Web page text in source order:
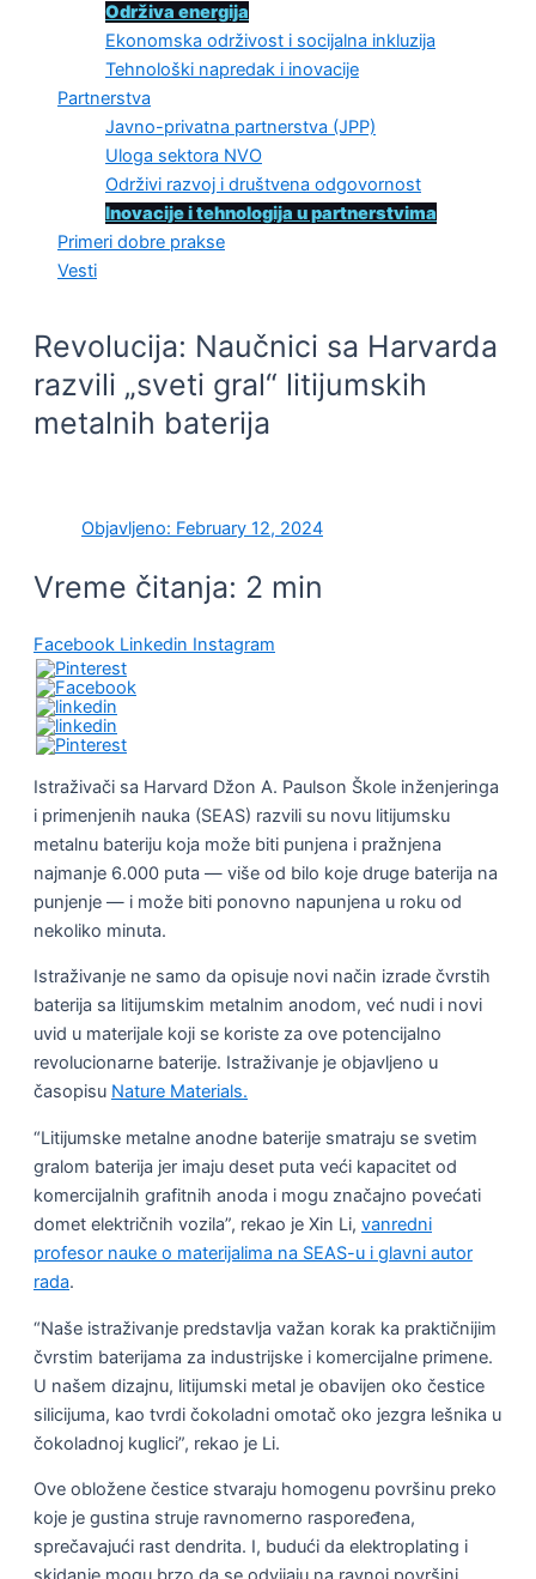
Održiva energija
Ekonomska održivost i socijalna inkluzija
Tehnološki napredak i inovacije
Partnerstva
Javno-privatna partnerstva (JPP)
Uloga sektora NVO
Održivi razvoj i društvena odgovornost
Inovacije i tehnologija u partnerstvima
Primeri dobre prakse
Vesti
Revolucija: Naučnici sa Harvarda
razvili „sveti gral“ litijumskih
metalnih baterija
Objavljeno: February 12, 2024
Vreme čitanja: 2 min
Facebook Linkedin Instagram
Istraživači sa Harvard Džon A. Paulson Škole inženjeringa
i primenjenih nauka (SEAS) razvili su novu litijumsku
metalnu bateriju koja može biti punjena i pražnjena
najmanje 6.000 puta — više od bilo koje druge baterija na
punjenje — i može biti ponovno napunjena u roku od
nekoliko minuta.
Istraživanje ne samo da opisuje novi način izrade čvrstih
baterija sa litijumskim metalnim anodom, već nudi i novi
uvid u materijale koji se koriste za ove potencijalno
revolucionarne baterije. Istraživanje je objavljeno u
časopisu Nature Materials.
“Litijumske metalne anodne baterije smatraju se svetim
gralom baterija jer imaju deset puta veći kapacitet od
komercijalnih grafitnih anoda i mogu značajno povećati
domet električnih vozila”, rekao je Xin Li, vanredni
profesor nauke o materijalima na SEAS-u i glavni autor
rada.
“Naše istraživanje predstavlja važan korak ka praktičnijim
čvrstim baterijama za industrijske i komercijalne primene.
U našem dizajnu, litijumski metal je obavijen oko čestice
silicijuma, kao tvrdi čokoladni omotač oko jezgra lešnika u
čokoladnoj kuglici”, rekao je Li.
Ove obložene čestice stvaraju homogenu površinu preko
koje je gustina struje ravnomerno raspoređena,
sprečavajući rast dendrita. I, budući da elektroplating i